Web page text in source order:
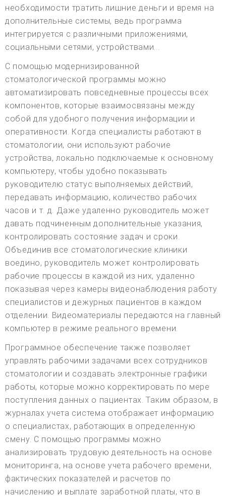
необходимости тратить лишние деньги и время на
дополнительные системы, ведь программа
интегрируется с различными приложениями,
социальными сетями, устройствами...
С помощью модернизированной
стоматологической программы можно
автоматизировать повседневные процессы всех
компонентов, которые взаимосвязаны между
собой для удобного получения информации и
оперативности. Когда специалисты работают в
стоматологии, они используют рабочие
устройства, локально подключаемые к основному
компьютеру, чтобы удобно показывать
руководителю статус выполняемых действий,
передавать информацию, количество рабочих
часов и т. д. Даже удаленно руководитель может
давать подчиненным дополнительные указания,
контролировать состояние задач и сроки.
Объединив все стоматологические клиники
воедино, руководитель может контролировать
рабочие процессы в каждой из них, удаленно
показывая через камеры видеонаблюдения работу
специалистов и дежурных пациентов в каждом
отделении. Видеоматериалы передаются на главный
компьютер в режиме реального времени.
Программное обеспечение также позволяет
управлять рабочими задачами всех сотрудников
стоматологии и создавать электронные графики
работы, которые можно корректировать по мере
поступления данных о пациентах. Таким образом, в
журналах учета система отображает информацию
о специалистах, работающих в определенную
смену. С помощью программы можно
анализировать трудовую деятельность на основе
мониторинга, на основе учета рабочего времени,
фактических показателей и расчетов по
начислению и выплате заработной платы, что в